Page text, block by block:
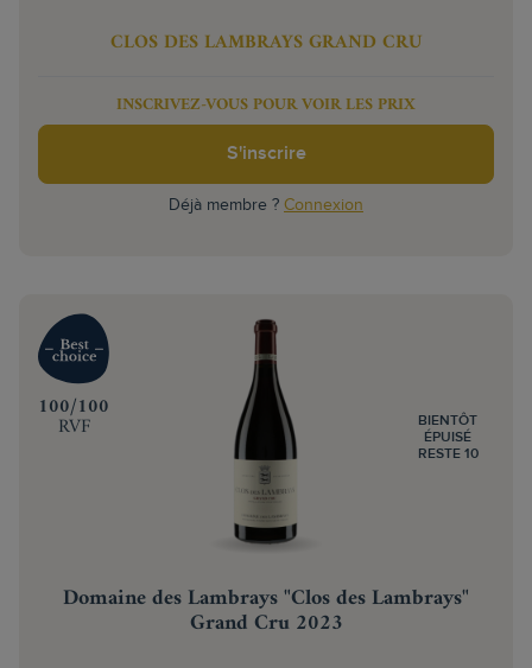
CLOS DES LAMBRAYS GRAND CRU
INSCRIVEZ-VOUS POUR VOIR LES PRIX
S'inscrire
Déjà membre ? Connexion
‍100/100
RVF
Domaine des Lambrays "Clos des Lambrays"
Grand Cru 2023
BIENTÔT
ÉPUISÉ
RESTE 10